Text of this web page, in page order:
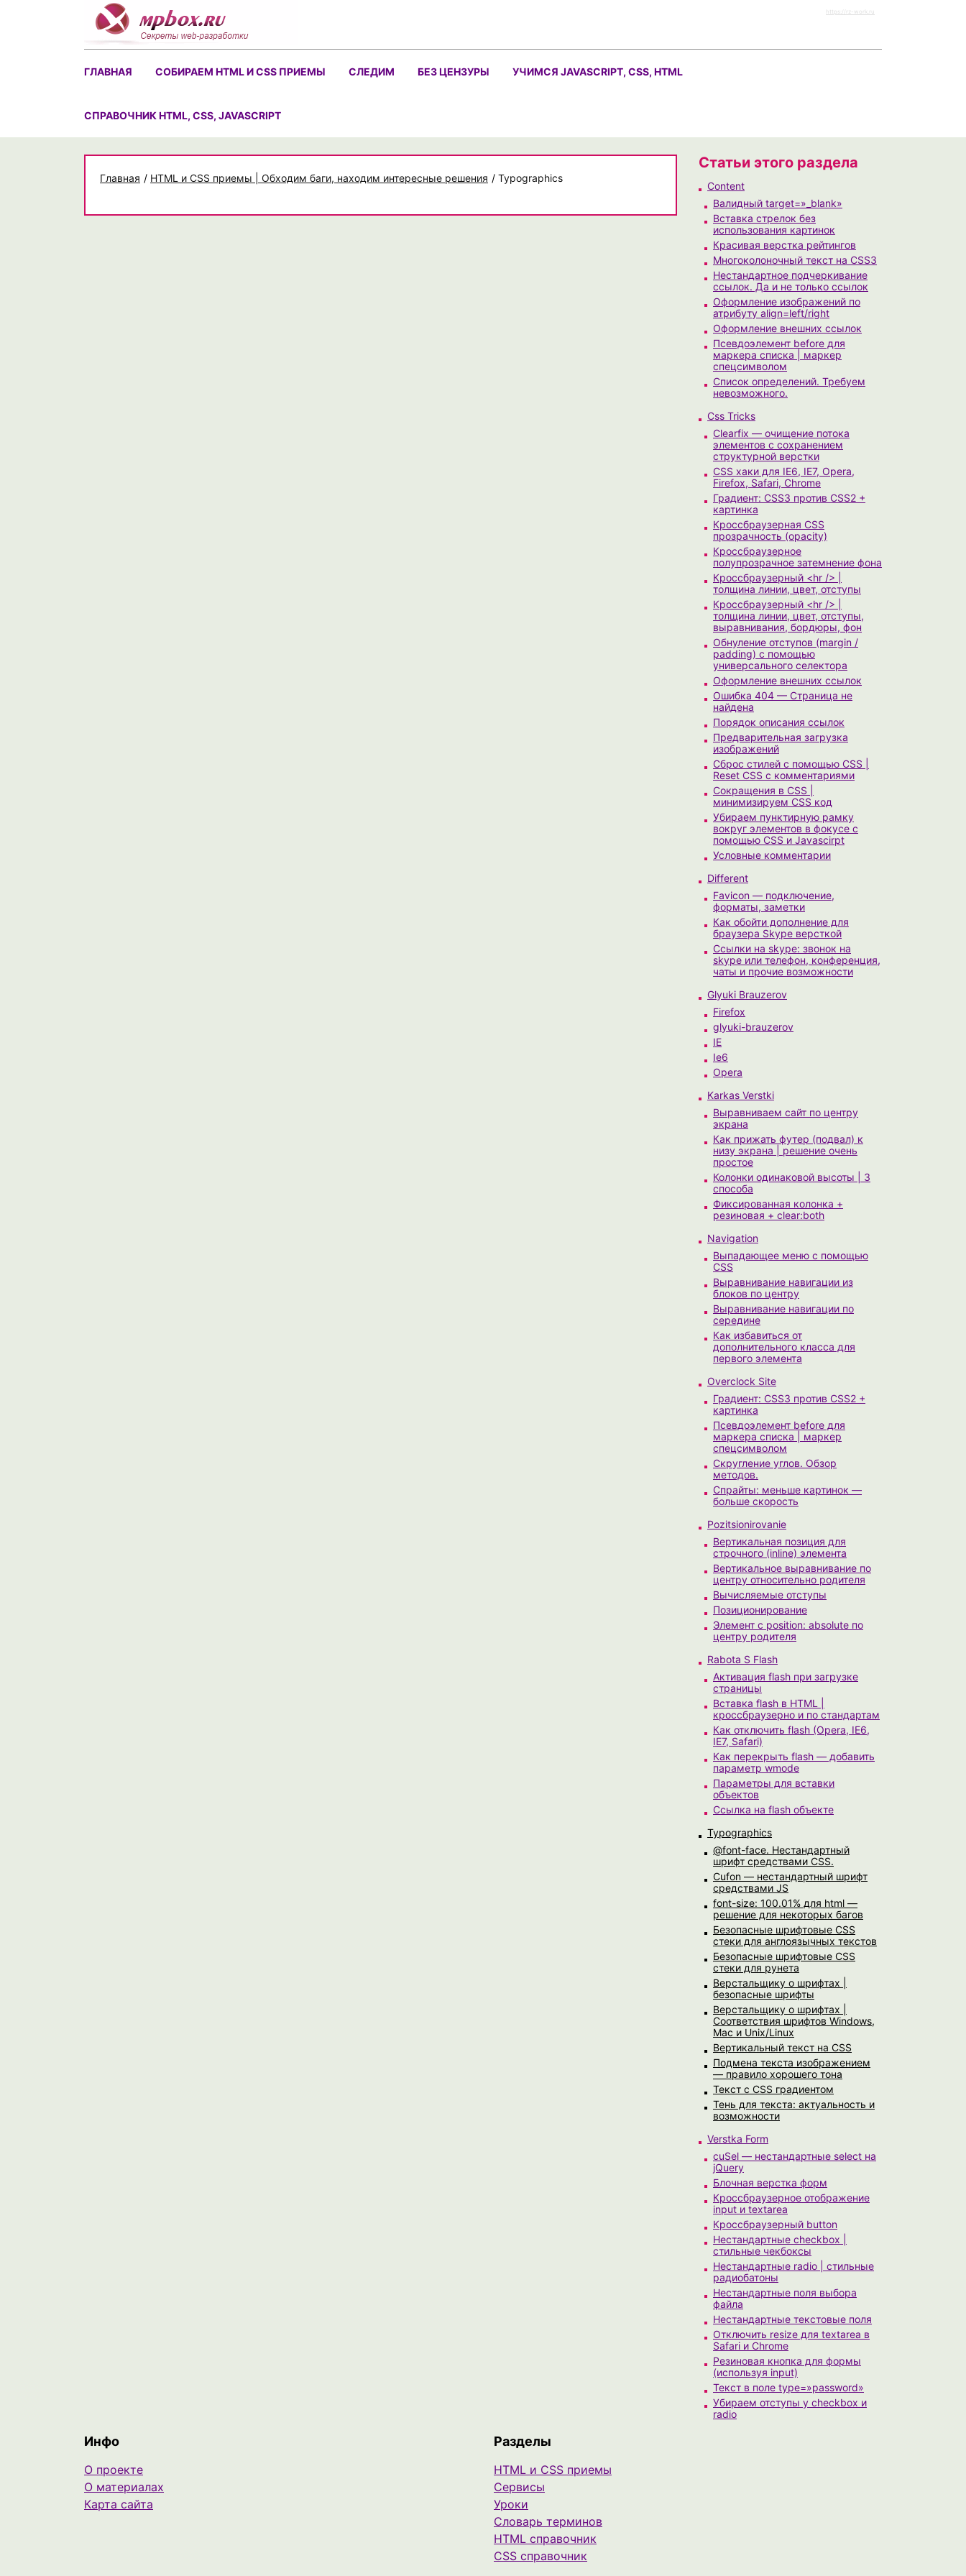
https://rz-work.ru
ГЛАВНАЯ СОБИРАЕМ HTML И CSS ПРИЕМЫ СЛЕДИМ БЕЗ ЦЕНЗУРЫ УЧИМСЯ JAVASCRIPT, CSS, HTML
CПРАВОЧНИК HTML, CSS, JAVASCRIPT
Главная / HTML и CSS приемы | Обходим баги, находим интересные решения / Typographics
Статьи этого раздела
Content
Валидный target=»_blank»
Вставка стрелок без
использования картинок
Красивая верстка рейтингов
Многоколоночный текст на CSS3
Нестандартное подчеркивание
ссылок. Да и не только ссылок
Оформление изображений по
атрибуту align=left/right
Оформление внешних ссылок
Псевдоэлемент before для
маркера списка | маркер
спецсимволом
Список определений. Требуем
невозможного.
Css Tricks
Clearfix — очищение потока
элементов с сохранением
структурной верстки
CSS хаки для IE6, IE7, Opera,
Firefox, Safari, Chrome
Градиент: CSS3 против CSS2 +
картинка
Кроссбраузерная CSS
прозрачность (opacity)
Кроссбраузерное
полупрозрачное затемнение фона
Кроссбраузерный <hr /> |
толщина линии, цвет, отступы
Кроссбраузерный <hr /> |
толщина линии, цвет, отступы,
выравнивания, бордюры, фон
Обнуление отступов (margin /
padding) с помощью
универсального селектора
Оформление внешних ссылок
Ошибка 404 — Страница не
найдена
Порядок описания ссылок
Предварительная загрузка
изображений
Сброс стилей с помощью CSS |
Reset CSS с комментариями
Сокращения в CSS |
минимизируем CSS код
Убираем пунктирную рамку
вокруг элементов в фокусе с
помощью CSS и Javascirpt
Условные комментарии
Different
Favicon — подключение,
форматы, заметки
Как обойти дополнение для
браузера Skype версткой
Ссылки на skype: звонок на
skype или телефон, конференция,
чаты и прочие возможности
Glyuki Brauzerov
Firefox
glyuki-brauzerov
IE
Ie6
Opera
Karkas Verstki
Выравниваем сайт по центру
экрана
Как прижать футер (подвал) к
низу экрана | решение очень
простое
Колонки одинаковой высоты | 3
способа
Фиксированная колонка +
резиновая + clear:both
Navigation
Выпадающее меню с помощью
CSS
Выравнивание навигации из
блоков по центру
Выравнивание навигации по
середине
Как избавиться от
дополнительного класса для
первого элемента
Overclock Site
Градиент: CSS3 против CSS2 +
картинка
Псевдоэлемент before для
маркера списка | маркер
спецсимволом
Скругление углов. Обзор
методов.
Спрайты: меньше картинок —
больше скорость
Pozitsionirovanie
Вертикальная позиция для
строчного (inline) элемента
Вертикальное выравнивание по
центру относительно родителя
Вычисляемые отступы
Позиционирование
Элемент с position: absolute по
центру родителя
Rabota S Flash
Активация flash при загрузке
страницы
Вставка flash в HTML |
кроссбраузерно и по стандартам
Как отключить flash (Opera, IE6,
IE7, Safari)
Как перекрыть flash — добавить
параметр wmode
Параметры для вставки
объектов
Ссылка на flash объекте
Typographics
@font-face. Нестандартный
шрифт средствами CSS.
Cufon — нестандартный шрифт
средствами JS
font-size: 100.01% для html —
решение для некоторых багов
Безопасные шрифтовые CSS
стеки для англоязычных текстов
Безопасные шрифтовые CSS
стеки для рунета
Верстальщику о шрифтах |
безопасные шрифты
Верстальщику о шрифтах |
Соответствия шрифтов Windows,
Mac и Unix/Linux
Вертикальный текст на CSS
Подмена текста изображением
— правило хорошего тона
Текст с CSS градиентом
Тень для текста: актуальность и
возможности
Verstka Form
cuSel — нестандартные select на
jQuery
Блочная верстка форм
Кроссбраузерное отображение
input и textarea
Кроссбраузерный button
Нестандартные checkbox |
стильные чекбоксы
Нестандартные radio | стильные
радиобатоны
Нестандартные поля выбора
файла
Нестандартные текстовые поля
Отключить resize для textarea в
Safari и Chrome
Резиновая кнопка для формы
(используя input)
Текст в поле type=»password»
Убираем отступы у checkbox и
radio
Инфо
О проекте
О материалах
Карта сайта
Разделы
HTML и CSS приемы
Сервисы
Уроки
Cловарь терминов
HTML справочник
CSS справочник